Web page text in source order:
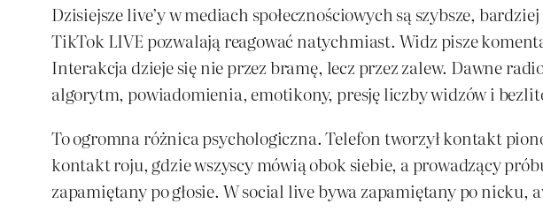
Dzisiejsze live’y w mediach społecznościowych są szybsze,
TikTok LIVE pozwalają reagować natychmiast. Widz pisze
Interakcja dzieje się nie przez bramę, lecz przez zalew. Dawne
algorytm, powiadomienia, emotikony, presję liczby widzów i
To ogromna różnica psychologiczna. Telefon tworzył kontakt
kontakt roju, gdzie wszyscy mówią obok siebie, a prowadzący
zapamiętany po głosie. W social live bywa zapamiętany po nicku,